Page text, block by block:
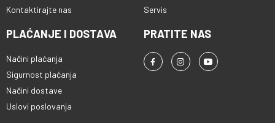
Kontaktirajte nas
Servis
PLAĆANJE I DOSTAVA
Načini plaćanja
Sigurnost plaćanja
Načini dostave
Uslovi poslovanja
PRATITE NAS